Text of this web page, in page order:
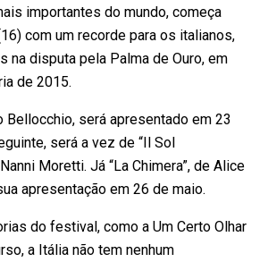
importantes do mundo, começa
com um recorde para os italianos,
na disputa pela Palma de Ouro, em
de 2015.
Bellocchio, será apresentado em 23
será a vez de “Il Sol
Moretti. Já “La Chimera”, de Alice
apresentação em 26 de maio.
do festival, como a Um Certo Olhar
a Itália não tem nenhum